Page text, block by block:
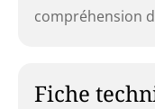
compréhension
Fiche